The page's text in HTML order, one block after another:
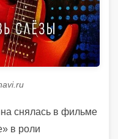
снялась в фильме
в роли